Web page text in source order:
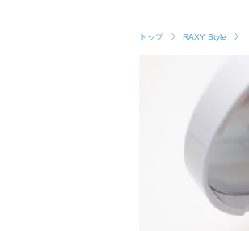
トップ RAXY Style